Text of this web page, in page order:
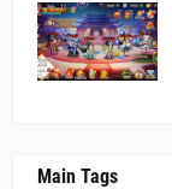
Main Tags